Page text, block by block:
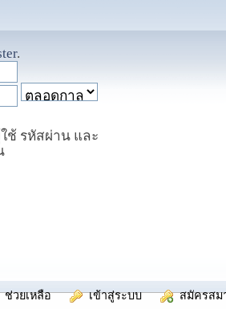
.
ช้ รหัสผ่าน และ
วยเหลือ เข้าสู่ระบบ สมัครสม